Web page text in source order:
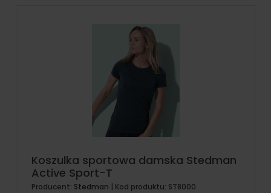
Koszulka sportowa damska Stedman
Active Sport-T
Producent: Stedman | Kod produktu: ST8000